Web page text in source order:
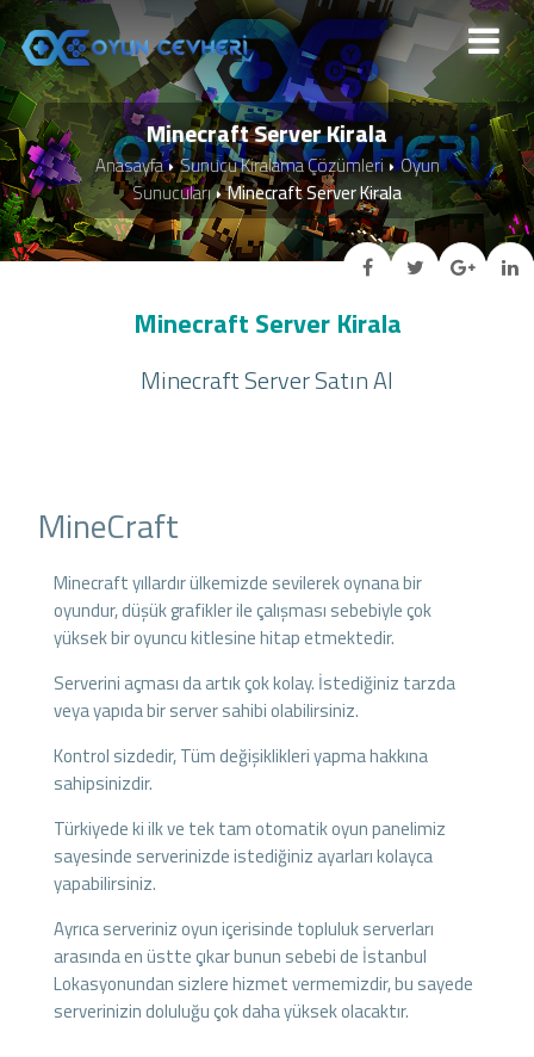
Minecraft Server Kirala
Anasayfa Sunucu Kiralama Çözümleri
Oyun
Sunucuları
Minecraft Server Kirala
Minecraft Server Kirala
Minecraft Server Satın Al
MineCraft
Minecraft yıllardır ülkemizde sevilerek oynana bir
oyundur, düşük grafikler ile çalışması sebebiyle çok
yüksek bir oyuncu kitlesine hitap etmektedir.
Serverini açması da artık çok kolay. İstediğiniz tarzda
veya yapıda bir server sahibi olabilirsiniz.
Kontrol sizdedir, Tüm değişiklikleri yapma hakkına
sahipsinizdir.
Türkiyede ki ilk ve tek tam otomatik oyun panelimiz
sayesinde serverinizde istediğiniz ayarları kolayca
yapabilirsiniz.
Ayrıca serveriniz oyun içerisinde topluluk serverları
arasında en üstte çıkar bunun sebebi de İstanbul
Lokasyonundan sizlere hizmet vermemizdir, bu sayede
serverinizin doluluğu çok daha yüksek olacaktır.